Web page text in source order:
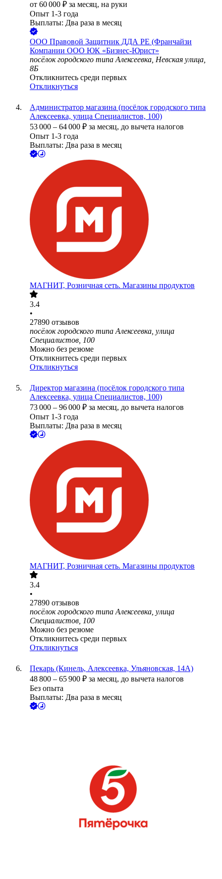
от 60 000 ₽ за месяц, на руки
Опыт 1-3 года
Выплаты: Два раза в месяц
ООО Правовой Защитник ДДА РЕ (Франчайзи
Компании ООО ЮК «Бизнес-Юрист»
посёлок городского типа Алексеевка, Невская улица,
8Б
Откликнитесь среди первых
Откликнуться
Администратор магазина (посёлок городского типа
Алексеевка, улица Специалистов, 100)
53 000 – 64 000 ₽ за месяц, до вычета налогов
Опыт 1-3 года
Выплаты: Два раза в месяц
МАГНИТ, Розничная сеть. Магазины продуктов
3.4
•
27890 отзывов
посёлок городского типа Алексеевка, улица
Специалистов, 100
Можно без резюме
Откликнитесь среди первых
Откликнуться
Директор магазина (посёлок городского типа
Алексеевка, улица Специалистов, 100)
73 000 – 96 000 ₽ за месяц, до вычета налогов
Опыт 1-3 года
Выплаты: Два раза в месяц
МАГНИТ, Розничная сеть. Магазины продуктов
3.4
•
27890 отзывов
посёлок городского типа Алексеевка, улица
Специалистов, 100
Можно без резюме
Откликнитесь среди первых
Откликнуться
Пекарь (Кинель, Алексеевка, Ульяновская, 14А)
48 800 – 65 900 ₽ за месяц, до вычета налогов
Без опыта
Выплаты: Два раза в месяц